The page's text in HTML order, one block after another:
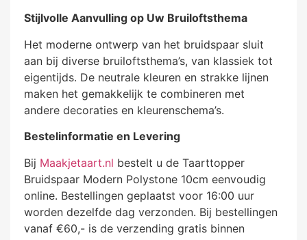
Stijlvolle Aanvulling op Uw Bruiloftsthema
Het moderne ontwerp van het bruidspaar sluit
aan bij diverse bruiloftsthema’s, van klassiek tot
eigentijds. De neutrale kleuren en strakke lijnen
maken het gemakkelijk te combineren met
andere decoraties en kleurenschema’s.
Bestelinformatie en Levering
Bij Maakjetaart.nl bestelt u de Taarttopper
Bruidspaar Modern Polystone 10cm eenvoudig
online. Bestellingen geplaatst voor 16:00 uur
worden dezelfde dag verzonden. Bij bestellingen
vanaf €60,- is de verzending gratis binnen